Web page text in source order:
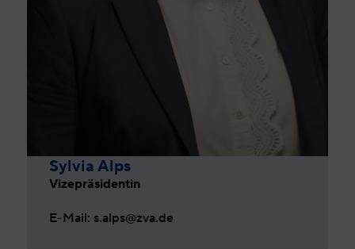
Sylvia Alps
Vizepräsidentin
E-Mail: s.alps@zva.de